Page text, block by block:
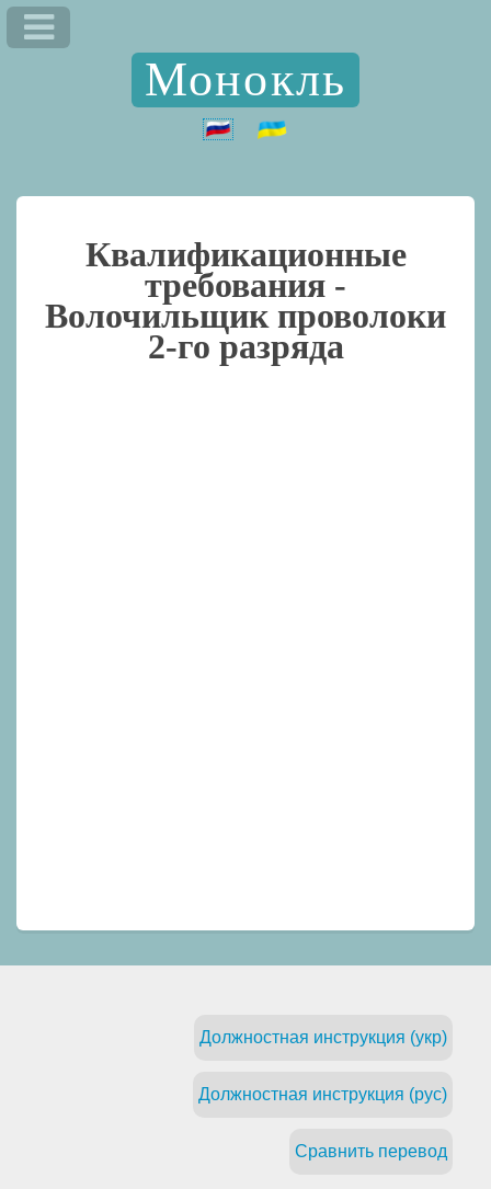
Монокль
Квалификационные
требования -
Волочильщик проволоки
2-го разряда
Должностная инструкция (укр)
Должностная инструкция (рус)
Сравнить перевод